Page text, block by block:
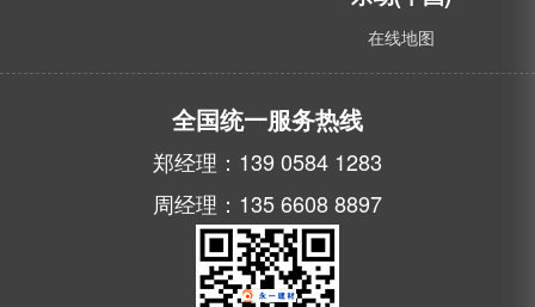
在线地图
全国统一服务热线
郑经理：139 0584 1283
周经理：135 6608 8897